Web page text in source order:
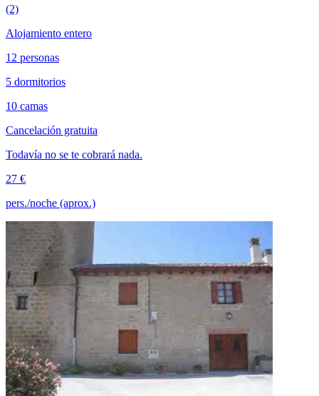
(2)
Alojamiento entero
12 personas
5 dormitorios
10 camas
Cancelación gratuita
Todavía no se te cobrará nada.
27 €
pers./noche (aprox.)